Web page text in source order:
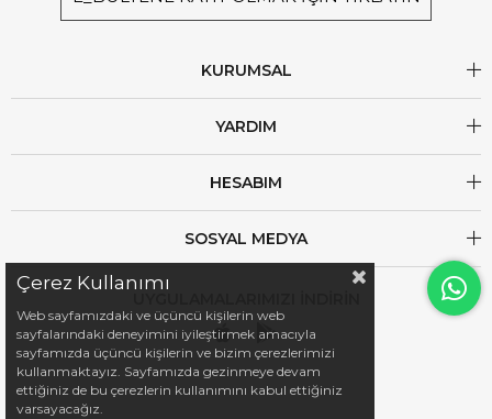
KURUMSAL
YARDIM
HESABIM
SOSYAL MEDYA
Çerez Kullanımı
Web sayfamızdaki ve üçüncü kişilerin web
sayfalarındaki deneyimini iyileştirmek amacıyla
sayfamızda üçüncü kişilerin ve bizim çerezlerimizi
kullanmaktayız. Sayfamızda gezinmeye devam
ettiğiniz de bu çerezlerin kullanımını kabul ettiğiniz
varsayacağız.